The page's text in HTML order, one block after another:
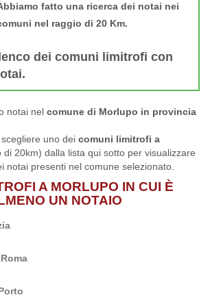
fatto una ricerca dei notai nei
nel raggio di 20 Km.
dei comuni limitrofi con
notai nel comune di Morlupo in provincia
uno dei comuni limitrofi a
di 20km) dalla lista qui sotto per visualizzare
notai presenti nel comune selezionato.
A MORLUPO IN CUI È
UN NOTAIO